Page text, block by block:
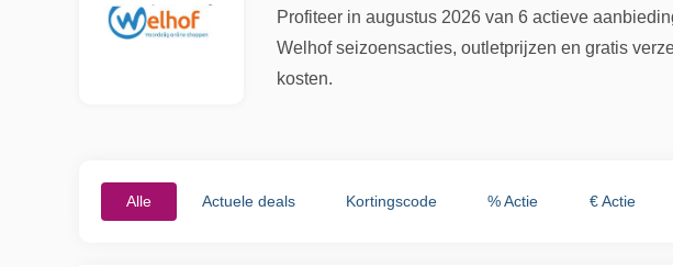
Profiteer in augustus 2026 van 6 actieve
Welhof seizoensacties, outletprijzen en gratis
kosten.
Alle Actuele deals Kortingscode % Actie € Actie